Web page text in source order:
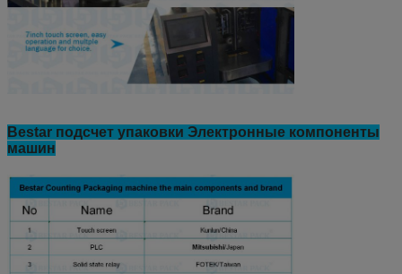
Bestar подсчет упаковки Электронные компоненты
машин